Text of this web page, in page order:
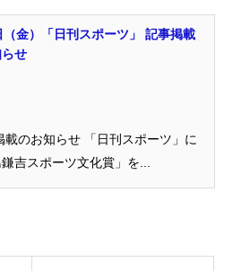
（金）「日刊スポーツ」 記事掲載
せ
載のお知らせ 「日刊スポーツ」に
吉スポーツ文化賞」を...